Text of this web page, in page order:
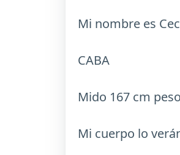
Mi nombre es
CABA
Mido 167 cm
Mi cuerpo lo